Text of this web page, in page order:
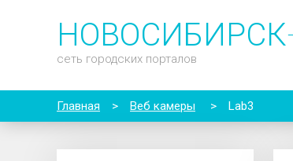
НОВОСИБИРСК
сеть городских порталов
Главная > Веб камеры > Lab3